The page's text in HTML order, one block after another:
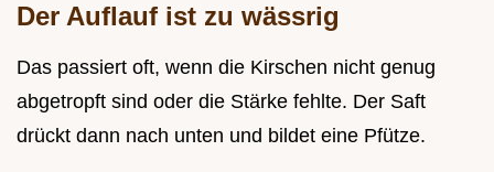
Der Auflauf ist zu wässrig
Das passiert oft, wenn die Kirschen nicht genug
abgetropft sind oder die Stärke fehlte. Der Saft
drückt dann nach unten und bildet eine Pfütze.